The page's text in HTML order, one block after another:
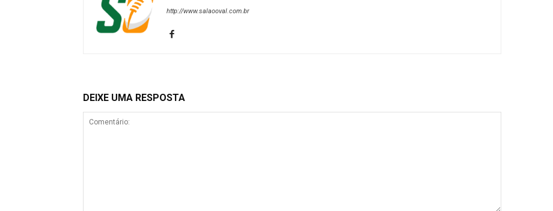
http://www.salaooval.com.br
DEIXE UMA RESPOSTA